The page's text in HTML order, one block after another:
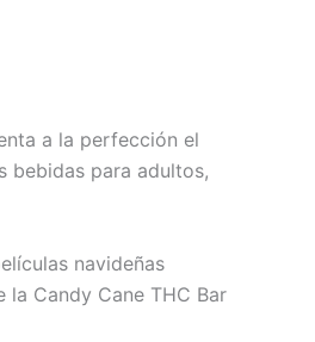
a la perfección el
bebidas para adultos,
navideñas
Candy Cane THC Bar